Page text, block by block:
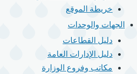
خريطة الموقع
الجهات والوحدات
دليل القطاعات
دليل الإدارات العامة
مكاتب وفروع الوزارة